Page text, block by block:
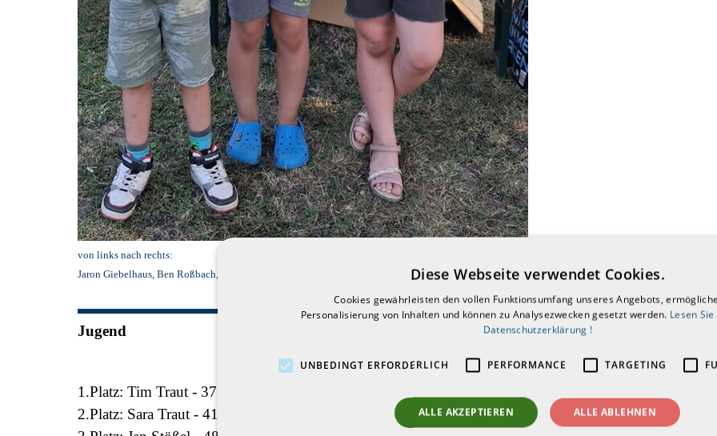
von links nach rechts:
Jaron Giebelhaus, Ben Roßbach,
Jugend
1.Platz: Tim Traut - 37 Schlag
2.Platz: Sara Traut - 41 Schlag
Diese Webseite verwendet Cookies.
Cookies gewährleisten den vollen Funktionsumfang unseres Angebots,
Personalisierung von Inhalten und können zu Analysezwecken gesetzt werden. Lesen
Datenschutzerklärung !
UNBEDINGT ERFORDERLICH PERFORMANCE TARGETING
ALLE AKZEPTIEREN ALLE ABLEHNEN